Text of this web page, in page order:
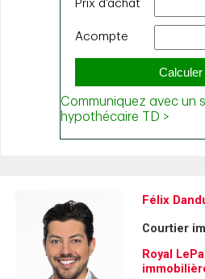
Félix
Courtier
Royal